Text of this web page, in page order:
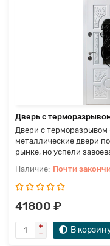
Дверь с
Двери с
металлические двери
рынке, но успели
Почти
41800 ₽
В